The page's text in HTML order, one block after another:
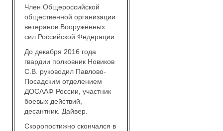
Член Общероссийской
общественной организации
ветеранов Вооружённых
сил Российской Федерации.
До декабря 2016 года
гвардии полковник Новиков
С.В. руководил Павлово-
Посадским отделением
ДОСААФ России, участник
боевых действий,
десантник. Дайвер.
Скоропостижно скончался в